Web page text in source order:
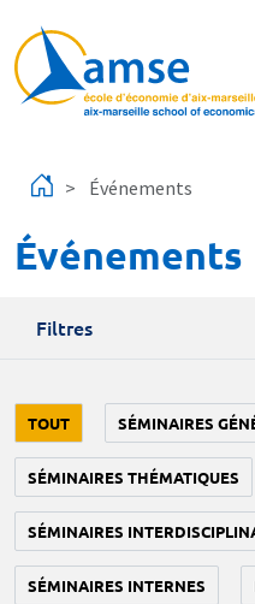
Événements
Événements
Filtres
TOUT SÉMINAIRES
SÉMINAIRES THÉMATIQUES
SÉMINAIRES
SÉMINAIRES INTERNES